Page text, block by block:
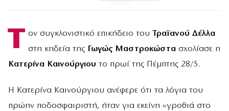
Τ ον συγκλονιστικό επικήδειο του Τραϊανού Δέλλα
στη κηδεία της Γωγώς Μαστροκώστασχολίασε η
Κατερίνα Καινούργιου το πρωί της Πέμπτης 28/5.
Η Κατερίνα Καινούργιου ανέφερε ότι τα λόγια του
πρώην ποδοσφαιριστή, ήταν για εκείνη «γροθιά στο